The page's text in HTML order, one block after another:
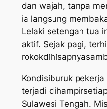
dan wajah, tanpa
ia langsung
Lelaki setengah tua
aktif. Sejak pagi,
Kondisiburuk
terjadi
Sulawesi Tengah.